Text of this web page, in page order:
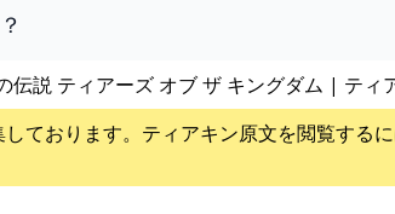
伝説 ティアーズ オブ ザ キングダム | ティ
ております。 ティアキン原文を閲覧する